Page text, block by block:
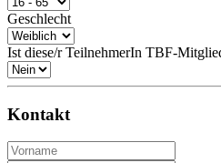
Geschlecht
Ist diese/r TeilnehmerIn TBF-
Kontakt